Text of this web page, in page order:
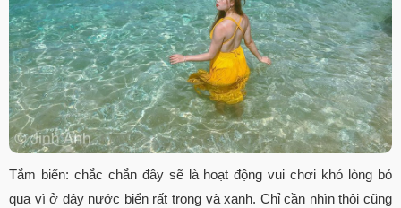
Tắm biển: chắc chắn đây sẽ là hoạt động vui chơi khó lòng bỏ
qua vì ở đây nước biển rất trong và xanh. Chỉ cần nhìn thôi cũng